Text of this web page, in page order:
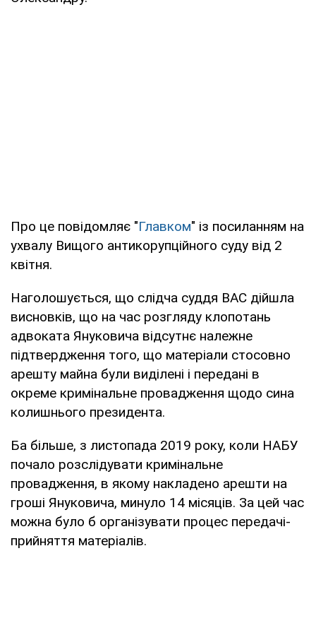
Про це повідомляє "Главком" із посиланням на
ухвалу Вищого антикорупційного суду від 2
квітня.
Наголошується, що слідча суддя ВАС дійшла
висновків, що на час розгляду клопотань
адвоката Януковича відсутнє належне
підтвердження того, що матеріали стосовно
арешту майна були виділені і передані в
окреме кримінальне провадження щодо сина
колишнього президента.
Ба більше, з листопада 2019 року, коли НАБУ
почало розслідувати кримінальне
провадження, в якому накладено арешти на
гроші Януковича, минуло 14 місяців. За цей час
можна було б організувати процес передачі-
прийняття матеріалів.